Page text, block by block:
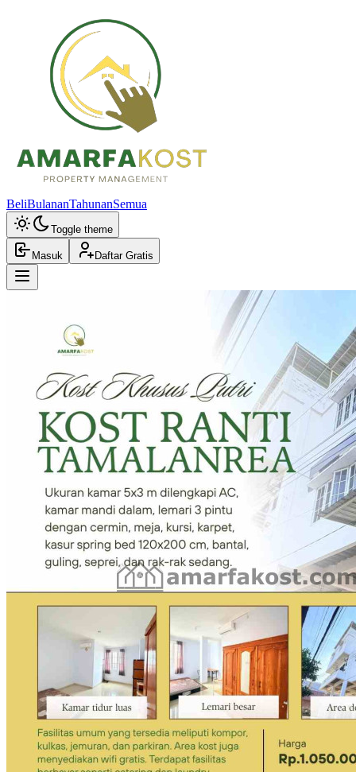
BeliBulananTahunanSemua
Toggle theme
Masuk Daftar Gratis